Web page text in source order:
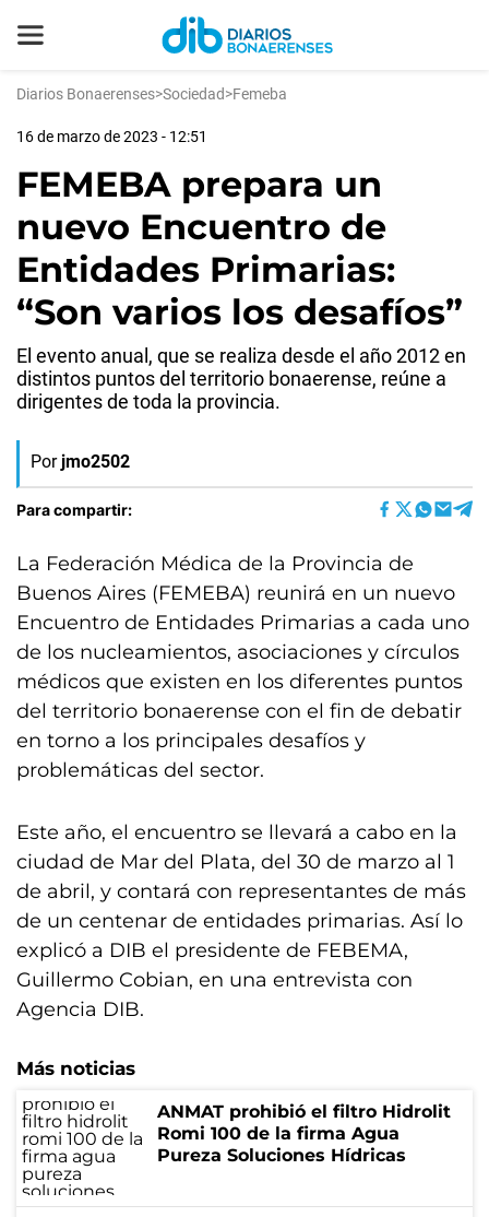
Diarios Bonaerenses>Sociedad>Femeba
16 de marzo de 2023 - 12:51
FEMEBA prepara un
nuevo Encuentro de
Entidades Primarias:
“Son varios los desafíos”
El evento anual, que se realiza desde el año 2012 en
distintos puntos del territorio bonaerense, reúne a
dirigentes de toda la provincia.
Por jmo2502
Para compartir:
La Federación Médica de la Provincia de
Buenos Aires (FEMEBA) reunirá en un nuevo
Encuentro de Entidades Primarias a cada uno
de los nucleamientos, asociaciones y círculos
médicos que existen en los diferentes puntos
del territorio bonaerense con el fin de debatir
en torno a los principales desafíos y
problemáticas del sector.
Este año, el encuentro se llevará a cabo en la
ciudad de Mar del Plata, del 30 de marzo al 1
de abril, y contará con representantes de más
de un centenar de entidades primarias. Así lo
explicó a DIB el presidente de FEBEMA,
Guillermo Cobian, en una entrevista con
Agencia DIB.
Más noticias
ANMAT prohibió el filtro Hidrolit
Romi 100 de la firma Agua
Pureza Soluciones Hídricas